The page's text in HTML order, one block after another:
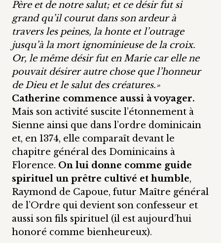
Père et de notre salut; et ce désir fut si
grand qu’il courut dans son ardeur à
travers les peines, la honte et l’outrage
jusqu’à la mort ignominieuse de la croix.
Or, le même désir fut en Marie car elle ne
pouvait désirer autre chose que l’honneur
de Dieu et le salut des créatures.»
Catherine commence aussi à voyager.
Mais son activité suscite l’étonnement à
Sienne ainsi que dans l’ordre dominicain
et, en 1374, elle comparaît devant le
chapitre général des Dominicains à
Florence. On lui donne comme guide
spirituel un prêtre cultivé et humble,
Raymond de Capoue, futur Maître général
de l’Ordre qui devient son confesseur et
aussi son fils spirituel (il est aujourd’hui
honoré comme bienheureux).